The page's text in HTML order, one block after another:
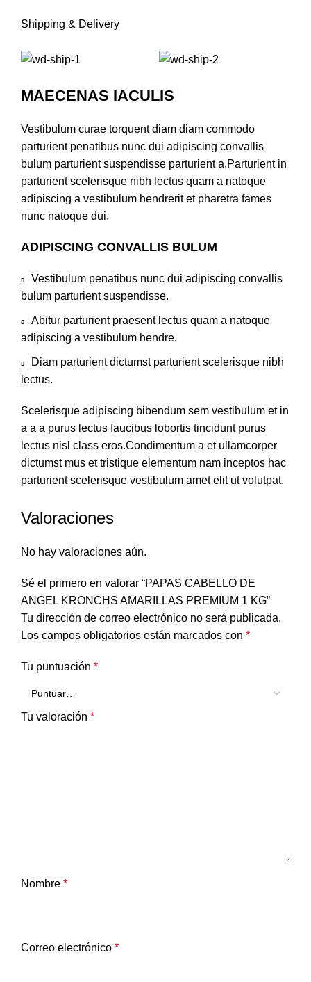
Shipping & Delivery
MAECENAS IACULIS
Vestibulum curae torquent diam diam commodo
parturient penatibus nunc dui adipiscing convallis
bulum parturient suspendisse parturient a.Parturient in
parturient scelerisque nibh lectus quam a natoque
adipiscing a vestibulum hendrerit et pharetra fames
nunc natoque dui.
ADIPISCING CONVALLIS BULUM
Vestibulum penatibus nunc dui adipiscing convallis
bulum parturient suspendisse.
Abitur parturient praesent lectus quam a natoque
adipiscing a vestibulum hendre.
Diam parturient dictumst parturient scelerisque nibh
lectus.
Scelerisque adipiscing bibendum sem vestibulum et in
a a a purus lectus faucibus lobortis tincidunt purus
lectus nisl class eros.Condimentum a et ullamcorper
dictumst mus et tristique elementum nam inceptos hac
parturient scelerisque vestibulum amet elit ut volutpat.
Valoraciones
No hay valoraciones aún.
Sé el primero en valorar “PAPAS CABELLO DE
ANGEL KRONCHS AMARILLAS PREMIUM 1 KG”
Tu dirección de correo electrónico no será publicada.
Los campos obligatorios están marcados con *
Tu puntuación *
Tu valoración *
Nombre *
Correo electrónico *